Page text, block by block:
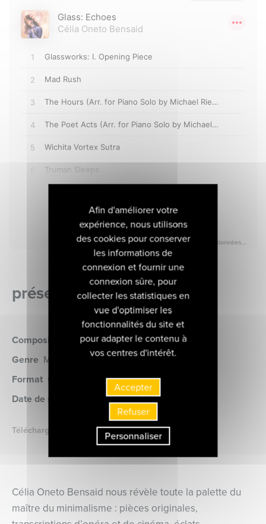
présentation de l'album
Compositeur
Glass
Genre Musique Contemporaine
Format CD, Vinyle
(MIR812)
Date de sortie
03 avril 2026
Télécharger le livret
Célia Oneto Bensaid nous révèle toute la palette du
maître du minimalisme : pièces originales,
Afin d'améliorer votre
expérience, nous utilisons
des cookies pour conserver
les informations de
connexion et fournir une
connexion sûre, pour
collecter les statistiques en
vue d'optimiser les
fonctionnalités du site et
pour adapter le contenu à
vos centres d'intérêt.
Accepter
Refuser
Personnaliser